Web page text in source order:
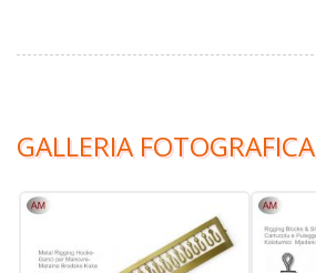
GALLERIA FOTOGRAFICA